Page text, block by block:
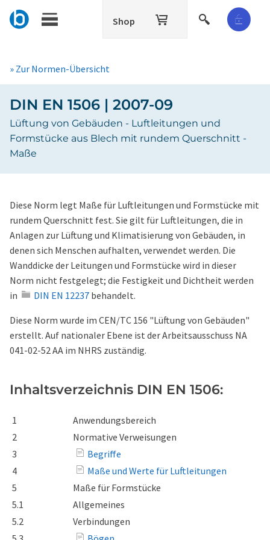
Shop
» Zur Normen-Übersicht
DIN EN 1506 | 2007-09
Lüftung von Gebäuden - Luftleitungen und
Formstücke aus Blech mit rundem Querschnitt -
Maße
Diese Norm legt Maße für Luftleitungen und Formstücke mit
rundem Querschnitt fest. Sie gilt für Luftleitungen, die in
Anlagen zur Lüftung und Klimatisierung von Gebäuden, in
denen sich Menschen aufhalten, verwendet werden. Die
Wanddicke der Leitungen und Formstücke wird in dieser
Norm nicht festgelegt; die Festigkeit und Dichtheit werden
in
DIN EN 12237 behandelt.
Diese Norm wurde im CEN/TC 156 "Lüftung von Gebäuden"
erstellt. Auf nationaler Ebene ist der Arbeitsausschuss NA
041-02-52 AA im NHRS zuständig.
Inhaltsverzeichnis DIN EN 1506:
1
Anwendungsbereich
2
Normative Verweisungen
3
Begriffe
4
Maße und Werte für Luftleitungen
5
Maße für Formstücke
5.1
Allgemeines
5.2
Verbindungen